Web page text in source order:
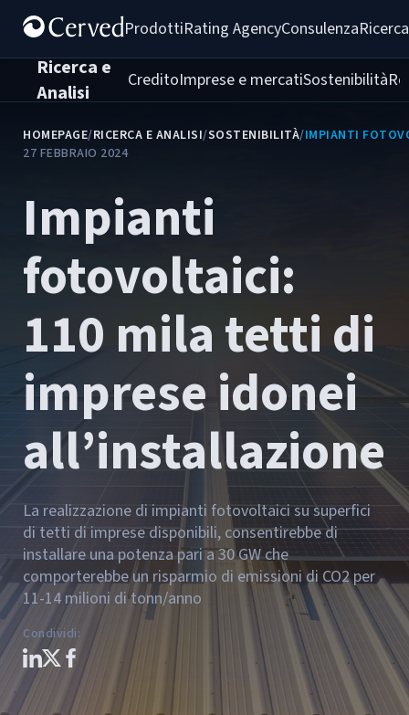
ProdottiRating AgencyConsulenza
Ricerca e
Analisi
CreditoImprese e mercatiSostenibilità
HOMEPAGE/RICERCA E ANALISI/SOSTENIBILITÀ/IMPIANTI
27 FEBBRAIO 2024
Impianti
fotovoltaici:
110 mila tetti di
imprese idonei
all’installazione
La realizzazione di impianti fotovoltaici su superfici
di tetti di imprese disponibili, consentirebbe di
installare una potenza pari a 30 GW che
comporterebbe un risparmio di emissioni di CO2 per
11-14 milioni di tonn/anno
Condividi: